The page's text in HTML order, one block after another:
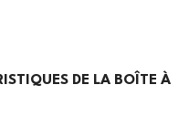
DE LA BOÎTE À